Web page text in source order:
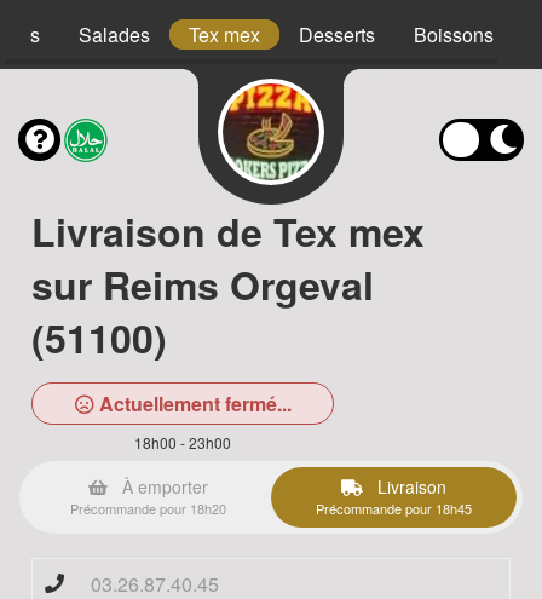
Salades Tex mex Desserts Boissons
Livraison de Tex mex
sur Reims Orgeval
(51100)
Actuellement fermé...
18h00 - 23h00
À emporter
Précommande pour 18h20
Livraison
Précommande pour 18h45
03.26.87.40.45